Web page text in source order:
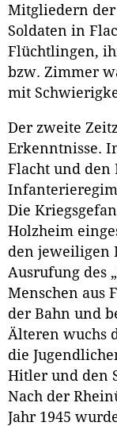
Mitgliedern der
Soldaten in
Flüchtlingen,
bzw. Zimmer
mit
Der zweite
Erkenntnisse.
Flacht und den
Die
Holzheim
den jeweiligen
Ausrufung des
Menschen aus
der Bahn und
Älteren wuchs
die
Hitler und den
Nach der
Jahr 1945